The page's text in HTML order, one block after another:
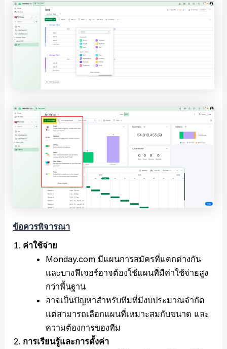
ข้อควรพิจารณา
ค่าใช้จ่าย
Monday.com มีแผนการสมัครที่แตกต่างกัน
และบางฟีเจอร์อาจต้องใช้แผนที่มีค่าใช้จ่ายสูง
กว่าพื้นฐาน
อาจเป็นปัญหาสำหรับทีมที่มีงบประมาณจำกัด
แต่สามารถเลือกแผนที่เหมาะสมกับขนาด และ
ความต้องการของทีม
การเรียนรู้และการตั้งค่า